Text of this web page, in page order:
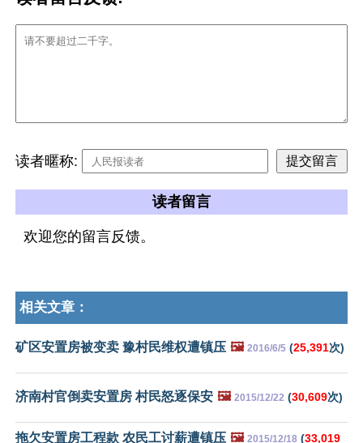
读者暱称:
读者留言
欢迎您的留言反馈。
相关文章：
矿区安置房被变卖 豫村民维权遭镇压 🖼️ 2016/6/5 (25,391次)
济南村官倒卖安置房 村民怒逐保安 🖼️ 2015/12/22 (30,609次)
拖欠安置房工程款 农民工讨薪遭镇压 🖼️ 2015/12/18 (33,019